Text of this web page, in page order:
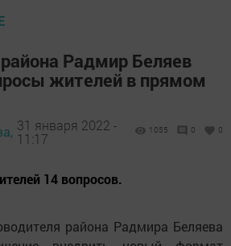
Радмир Беляев
жителей в прямом
31 января 2022 -
11:17
1055 0 0
14 вопросов.
района Радмира Беляева